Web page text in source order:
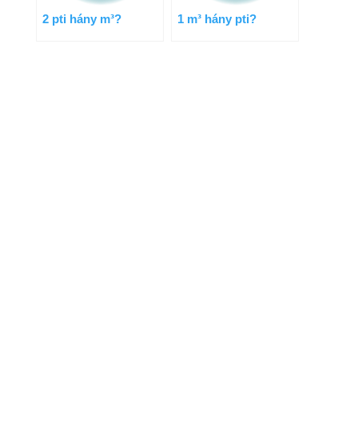
2 pti hány m³? 1 m³ hány pti?